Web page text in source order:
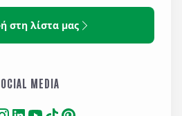
στη λίστα μας
MEDIA